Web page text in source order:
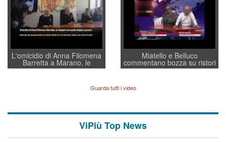
L'omicidio di Anna Filomena
Barretta a Marano, le
indagini dei carabinieri di
quelle di... Barbara D'Urso
Miatello e Belluco
commentano bozza su ristori
BPVi e Veneto Banca
Guarda tutti i video
ViPiù Top News